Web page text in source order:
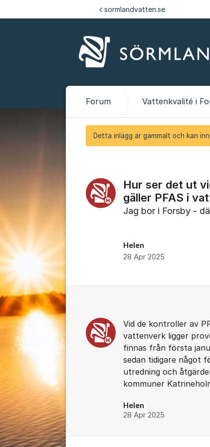
sormlandvatten.se
Forum Vattenkvalité i
Detta inlägg är gammalt och kan
Hur ser det ut
gäller PFAS i
Jag bor i Forsby -
Helen
28 Apr 2025
Vid de kontroller av
vattenverk ligger
finnas från första
sedan tidigare något
utredning och
kommuner
Helen
28 Apr 2025